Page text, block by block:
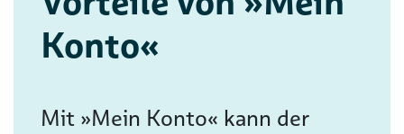
Konto«
Mit »Mein Konto« kann der